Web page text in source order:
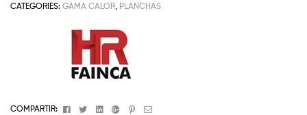
CATEGORIES: GAMA CALOR, PLANCHAS
COMPARTIR: FacebookTwitterLinkedinGoogle+Pinterest
Email